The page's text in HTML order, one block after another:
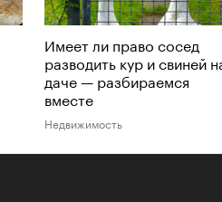
Имеет ли право сосед
разводить кур и свиней
даче — разбираемся
вместе
Недвижимость